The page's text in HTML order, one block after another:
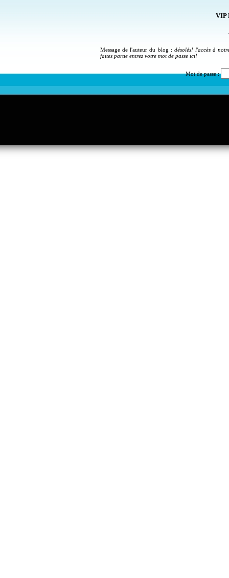
VIP
Message de l'auteur du blog : désolés! l'accès à
faites partie entrez votre mot de passe ici!
Mot de passe :